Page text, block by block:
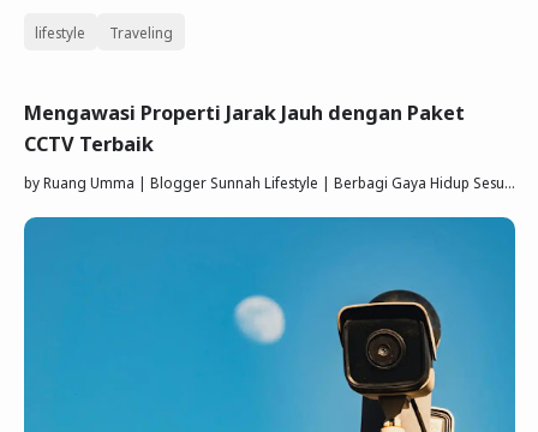
lifestyle Traveling
Mengawasi Properti Jarak Jauh dengan Paket
CCTV Terbaik
byRuang Umma | Blogger Sunnah Lifestyle | Berbagi Gaya Hidup Sesuai Quran Sunnah